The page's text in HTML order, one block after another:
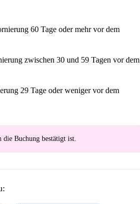
60 Tage oder mehr vor dem
zwischen 30 und 59 Tagen vor dem
29 Tage oder weniger vor dem
die Buchung bestätigt ist.